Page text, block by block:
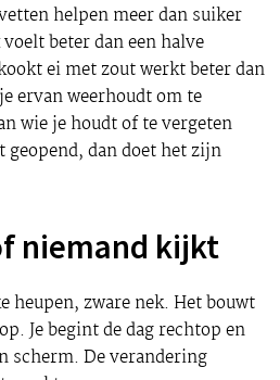
helpen meer dan suiker
beter dan een halve
ei met zout werkt beter dan
ervan weerhoudt om te
wie je houdt of te vergeten
dan doet het zijn
niemand kijkt
heupen, zware nek. Het bouwt
Je begint de dag rechtop en
scherm. De verandering